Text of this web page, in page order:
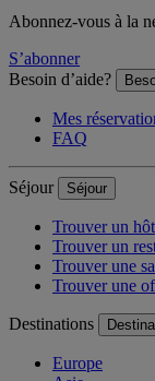
Abonnez-vous à la
S’abonner
Besoin d’aide?
Mes
FAQ
Séjour Séjour
Trouver un
Trouver un
Trouver une
Trouver une
Destinations
Europe